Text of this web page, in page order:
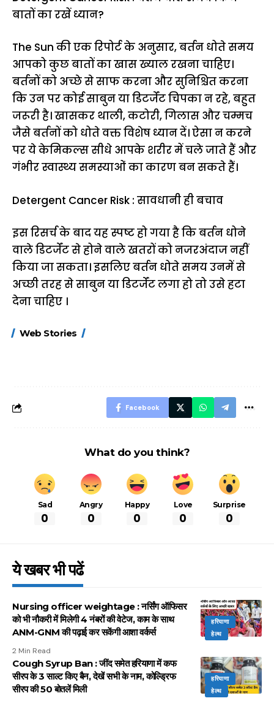
बातों का रखें ध्यान?
The Sun की एक रिपोर्ट के अनुसार, बर्तन धोते समय
आपको कुछ बातों का खास ख्याल रखना चाहिए।
बर्तनों को अच्छे से साफ करना और सुनिश्चित करना
कि उन पर कोई साबुन या डिटर्जेंट चिपका न रहे, बहुत
जरूरी है। खासकर थाली, कटोरी, गिलास और चम्मच
जैसे बर्तनों को धोते वक्त विशेष ध्यान दें। ऐसा न करने
पर ये केमिकल्स सीधे आपके शरीर में चले जाते हैं और
गंभीर स्वास्थ्य समस्याओं का कारण बन सकते हैं।
Detergent Cancer Risk : सावधानी ही बचाव
इस रिसर्च के बाद यह स्पष्ट हो गया है कि बर्तन धोने
वाले डिटर्जेंट से होने वाले खतरों को नजरअंदाज नहीं
किया जा सकता। इसलिए बर्तन धोते समय उनमें से
अच्छी तरह से साबुन या डिटर्जेंट लगा हो तो उसे हटा
देना चाहिए ।
Web Stories
FASTag के ये नए
Facebook
What do you think?
Sad
0
Angry
0
Happy
0
Love
0
Surprise
0
ये खबर भी पढें
हरियाणा
हेल्थ
Nursing officer weightage : नर्सिंग ऑफिसर
को भी नौकरी में मिलेगी 4 नंबरों की वेटेज, काम के साथ
ANM-GNM की पढ़ाई कर सकेंगी आशा वर्कर्स
2 Min Read
हरियाणा
हेल्थ
Cough Syrup Ban : जींद समेत हरियाणा में कफ
सीरप के 3 साल्ट किए बैन, देखें सभी के नाम, कोल्ड्रिफ
सीरप की 50 बोतलें मिली